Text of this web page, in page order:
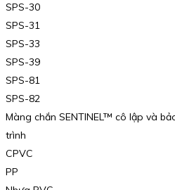
SPS-30
SPS-31
SPS-33
SPS-39
SPS-81
SPS-82
Màng chắn SENTINEL™ cô lập và
trình
CPVC
PP